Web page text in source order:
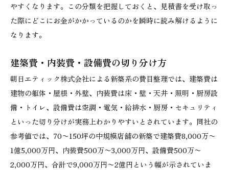
やすくなります。この分類を把握しておくと、見積書を受け取っ
た際にどこにお金がかかっているのかを瞬時に読み解けるように
なります。
建築費・内装費・設備費の切り分け方
朝日エティック株式会社による新築系の費目整理では、建築費は
建物の躯体・屋根・外壁、内装費は床・壁・天井・照明・厨房設
備・トイレ、設備費は空調・電気・給排水・厨房・セキュリティ
といった切り分けが実務上わかりやすいとされています。同社の
参考値では、70〜150坪の中規模店舗の新築で建築費8,000万〜
1億5,000万円、内装費500万〜3,000万円、設備費500万〜
2,000万円、合計で9,000万円〜2億円という幅が示されていま